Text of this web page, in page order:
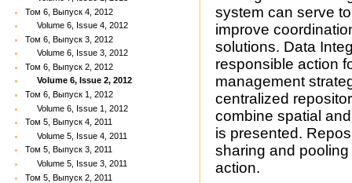
Том 6, Выпуск 4, 2012
Volume 6, Issue 4, 2012
Том 6, Выпуск 3, 2012
Volume 6, Issue 3, 2012
Том 6, Выпуск 2, 2012
Volume 6, Issue 2, 2012
Том 6, Выпуск 1, 2012
Volume 6, Issue 1, 2012
Том 5, Выпуск 4, 2011
Volume 5, Issue 4, 2011
Том 5, Выпуск 3, 2011
Volume 5, Issue 3, 2011
Том 5, Выпуск 2, 2011
system can serve
improve
solutions. Data
responsible action
management
centralized
combine spatial
is presented.
sharing and
action.